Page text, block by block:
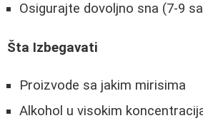
Osigurajte dovoljno sna (7-9
Šta Izbegavati
Proizvode sa jakim mirisima
Alkohol u visokim